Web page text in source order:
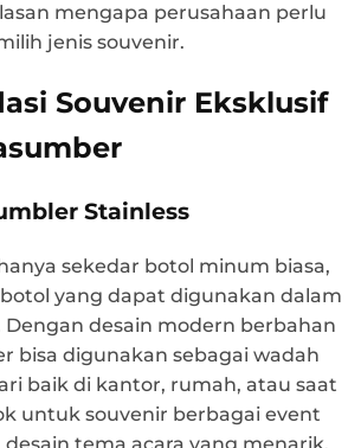
mengapa perusahaan perlu
jenis souvenir.
Souvenir Eksklusif
Stainless
sekedar botol minum biasa,
yang dapat digunakan dalam
desain modern berbahan
bisa digunakan sebagai wadah
baik di kantor, rumah, atau saat
untuk souvenir berbagai event
tema acara yang menarik.